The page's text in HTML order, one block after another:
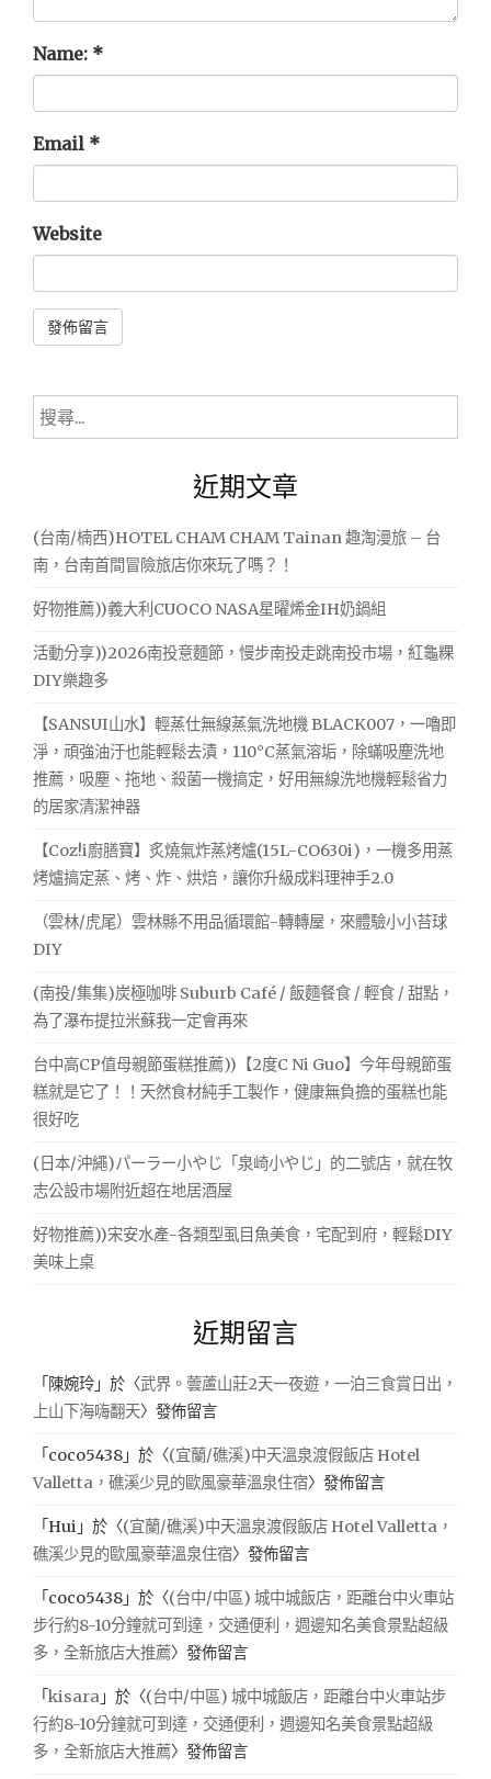
Name: *
Email *
Website
搜
尋
近期文章
(台南/楠西)HOTEL CHAM CHAM Tainan 趣淘漫旅 – 台
南，台南首間冒險旅店你來玩了嗎？！
好物推薦))義大利CUOCO NASA星曜烯金IH奶鍋組
活動分享))2026南投意麵節，慢步南投走跳南投市場，紅龜粿
DIY樂趣多
【SANSUI山水】輕蒸仕無線蒸氣洗地機 BLACK007，一嚕即
淨，頑強油汙也能輕鬆去漬，110°C蒸氣溶垢，除蟎吸塵洗地
推薦，吸塵、拖地、殺菌一機搞定，好用無線洗地機輕鬆省力
的居家清潔神器
【Coz!i廚膳寶】炙燒氣炸蒸烤爐(15L-CO630i)，一機多用蒸
烤爐搞定蒸、烤、炸、烘焙，讓你升級成料理神手2.0
（雲林/虎尾）雲林縣不用品循環館-轉轉屋，來體驗小小苔球
DIY
(南投/集集)炭極咖啡 Suburb Café / 飯麵餐食 / 輕食 / 甜點，
為了瀑布提拉米蘇我一定會再來
台中高CP值母親節蛋糕推薦))【2度C Ni Guo】今年母親節蛋
糕就是它了！！天然食材純手工製作，健康無負擔的蛋糕也能
很好吃
(日本/沖繩)パーラー小やじ「泉崎小やじ」的二號店，就在牧
志公設市場附近超在地居酒屋
好物推薦))宋安水產-各類型虱目魚美食，宅配到府，輕鬆DIY
美味上桌
近期留言
「 陳婉玲 」於〈武界。蕓蘆山莊2天一夜遊，一泊三食賞日出，
上山下海嗨翻天〉發佈留言
「 coco5438 」於〈(宜蘭/礁溪)中天溫泉渡假飯店 Hotel
Valletta，礁溪少見的歐風豪華溫泉住宿〉發佈留言
「Hui 」於〈(宜蘭/礁溪)中天溫泉渡假飯店 Hotel Valletta，
礁溪少見的歐風豪華溫泉住宿〉發佈留言
「 coco5438 」於〈(台中/中區) 城中城飯店，距離台中火車站
步行約8-10分鐘就可到達，交通便利，週邊知名美食景點超級
多，全新旅店大推薦〉發佈留言
「kisara 」於〈(台中/中區) 城中城飯店，距離台中火車站步
行約8-10分鐘就可到達，交通便利，週邊知名美食景點超級
多，全新旅店大推薦〉發佈留言